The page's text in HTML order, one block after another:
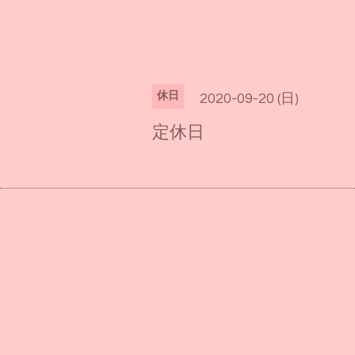
休日 2020-09-20 (日)
定休日